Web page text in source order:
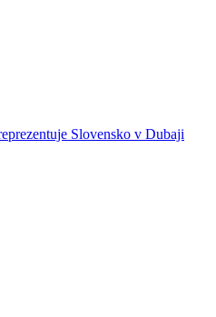
Slovensko v Dubaji